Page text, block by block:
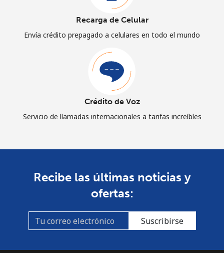
Recarga de Celular
Envía crédito prepagado a celulares en todo el mundo
Crédito de Voz
Servicio de llamadas internacionales a tarifas increíbles
Recibe las últimas noticias y
ofertas:
Suscribirse